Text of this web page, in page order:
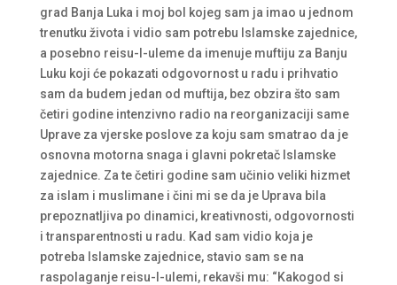
grad Banja Luka i moj bol kojeg sam ja imao u jednom
trenutku života i vidio sam potrebu Islamske zajednice,
a posebno reisu-l-uleme da imenuje muftiju za Banju
Luku koji će pokazati odgovornost u radu i prihvatio
sam da budem jedan od muftija, bez obzira što sam
četiri godine intenzivno radio na reorganizaciji same
Uprave za vjerske poslove za koju sam smatrao da je
osnovna motorna snaga i glavni pokretač Islamske
zajednice. Za te četiri godine sam učinio veliki hizmet
za islam i muslimane i čini mi se da je Uprava bila
prepoznatljiva po dinamici, kreativnosti, odgovornosti
i transparentnosti u radu. Kad sam vidio koja je
potreba Islamske zajednice, stavio sam se na
raspolaganje reisu-l-ulemi, rekavši mu: “Kakogod si